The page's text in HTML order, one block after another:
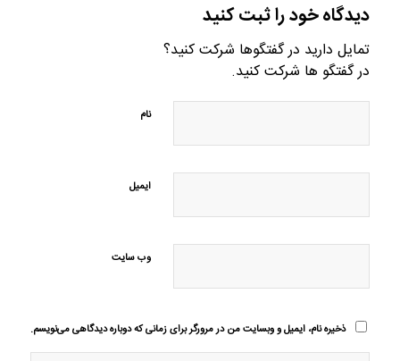
دیدگاه خود را ثبت کنید
تمایل دارید در گفتگوها شرکت کنید؟
در گفتگو ها شرکت کنید.
نام
ایمیل
وب‌ سایت
ذخیره نام، ایمیل و وبسایت من در مرورگر برای زمانی که دوباره دیدگاهی می‌نویسم.